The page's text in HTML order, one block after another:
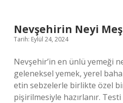
Nevşehirin Neyi
Tarih: Eylül 24, 2024
Nevşehir’in en ünlü yemeği
geleneksel yemek, yerel
etin sebzelerle birlikte özel
pişirilmesiyle hazırlanır.